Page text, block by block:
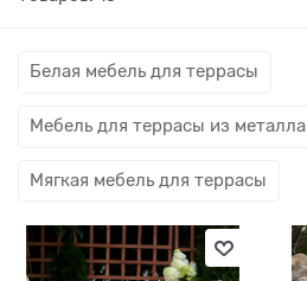
Белая мебель для террасы
Мебель для террасы из металла
Мягкая мебель для террасы